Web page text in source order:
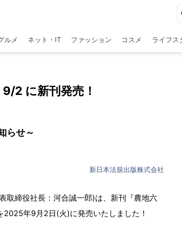
ルメ ネット・IT ファッション コスメ ライフス
2 に新刊発売！
らせ～
新日本法規出版株式会社
取締役社長：河合誠一郎)は、新刊『農地六
年9月2日(火)に発売いたしました！